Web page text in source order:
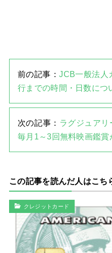
前の記事：JCB一般法人
行までの時間・日数につ
次の記事： ラグジュア
毎月1～3回無料映画鑑賞
この記事を読んだ人はこち
クレジットカード